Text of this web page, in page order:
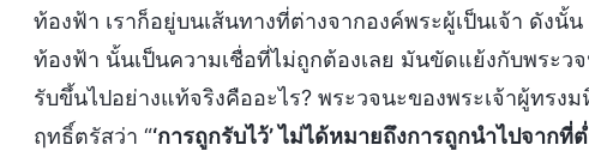
ท้องฟ้า เราก็อยู่บนเส้นทางที่ต่างจากองค์พระผู้เป็นเจ้า ดัง
ท้องฟ้า นั้นเป็นความเชื่อที่ไม่ถูกต้องเลย มันขัดแย้งกับพระ
รับขึ้นไปอย่างแท้จริงคืออะไร? พระวจนะของพระเจ้าผู้ทรง
ฤทธิ์ตรัสว่า “‘การถูกรับไว้’ ไม่ได้หมายถึงการถูกนำไปจาก